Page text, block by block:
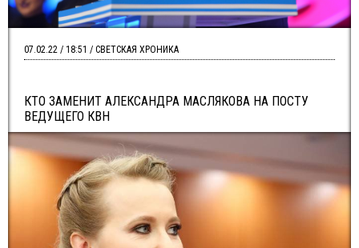
КТО ЗАМЕНИТ АЛЕКСАНДРА МАСЛЯКОВА НА ПОСТУ
ВЕДУЩЕГО КВН
07.02.22 / 18:51 / СВЕТСКАЯ ХРОНИКА